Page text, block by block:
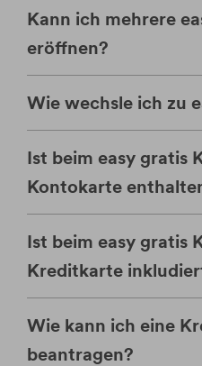
Kann ich mehrere
eröffnen?
Wie wechsle ich zu
Ist beim easy gratis
Kontokarte
Ist beim easy gratis
Kreditkarte
Wie kann ich eine
beantragen?